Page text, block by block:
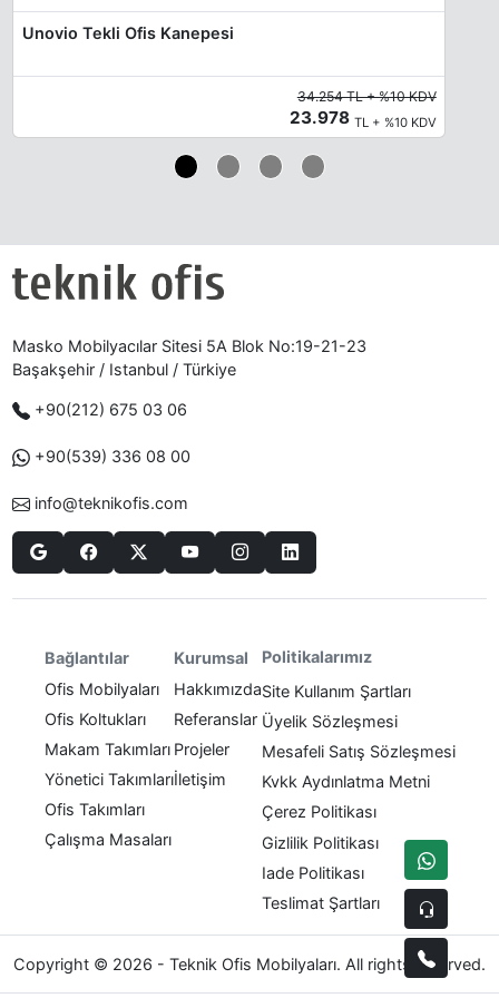
Unovio Tekli Ofis Kanepesi
34.254 TL + %10 KDV
23.978 TL + %10 KDV
Masko Mobilyacılar Sitesi 5A Blok No:19-21-23
Başakşehir / Istanbul / Türkiye
+90(212) 675 03 06
+90(539) 336 08 00
info@teknikofis.com
Bağlantılar
Ofis Mobilyaları
Ofis Koltukları
Makam Takımları
Yönetici Takımları
Ofis Takımları
Çalışma Masaları
Kurumsal
Hakkımızda
Referanslar
Projeler
İletişim
Politikalarımız
Site Kullanım Şartları
Üyelik Sözleşmesi
Mesafeli Satış Sözleşmesi
Kvkk Aydınlatma Metni
Çerez Politikası
Gizlilik Politikası
Iade Politikası
Teslimat Şartları
Copyright © 2026 - Teknik Ofis Mobilyaları. All rights reserved.